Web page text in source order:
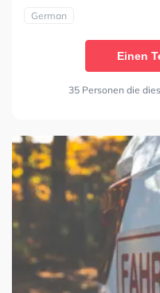
German
Einen
35 Personen die